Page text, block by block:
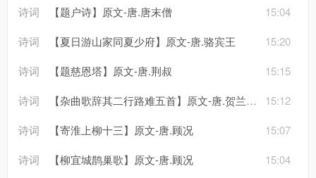
15:04
诗词
【题户诗】原文-唐.唐末僧
15:20
诗词
【夏日游山家同夏少府】原文-唐.骆宾王
15:15
诗词
【题慈恩塔】原文-唐.荆叔
15:12
诗词
【杂曲歌辞其二行路难五首】原文-唐.贺兰进明
15:07
诗词
【寄淮上柳十三】原文-唐.顾况
15:04
诗词
【柳宜城鹊巢歌】原文-唐.顾况